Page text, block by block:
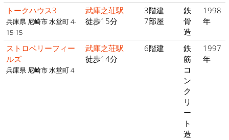
トークハウス3
兵庫県 尼崎市 水堂町 4-
15-15
武庫之荘駅
徒歩15分
3階建
7部屋
鉄
骨
造
1998
年
ストロベリーフィー
ルズ
兵庫県 尼崎市 水堂町 4
武庫之荘駅
徒歩14分
6階建
鉄
筋
コ
ン
ク
リ
ー
ト
造
1997
年